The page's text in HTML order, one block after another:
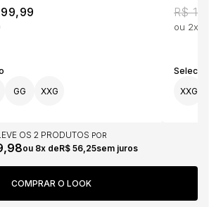
GG XXG
R$
2x
XXG
OS 2 PRODUTOS
8x R$ 56,25sem juros